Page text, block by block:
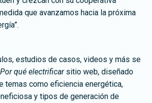
que avanzamos hacia la próxima
estudios de casos, videos y más se
Por qué electrificarsitio web, diseñado
temas como eficiencia energética,
y tipos de generación de